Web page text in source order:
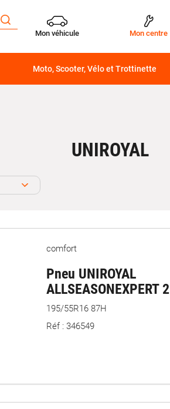
Mon véhicule Mon centre
Moto, Scooter, Vélo et Trottinette
UNIROYAL
comfort
Pneu UNIROYAL
ALLSEASONEXPERT 2
195/55R16 87H
Réf : 346549